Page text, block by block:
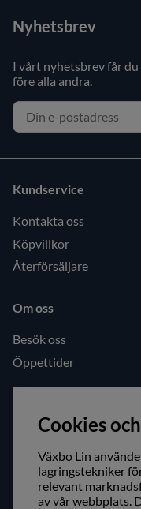
Nyhetsbrev
I vårt nyhetsbrev får
före alla andra.
Kundservice
Kontakta oss
Köpvillkor
Återförsäljare
Om oss
Besök oss
Öppettider
Facebook
Cookies
Växbo Lin
lagringstekniker
relevant
av vår webbplats.